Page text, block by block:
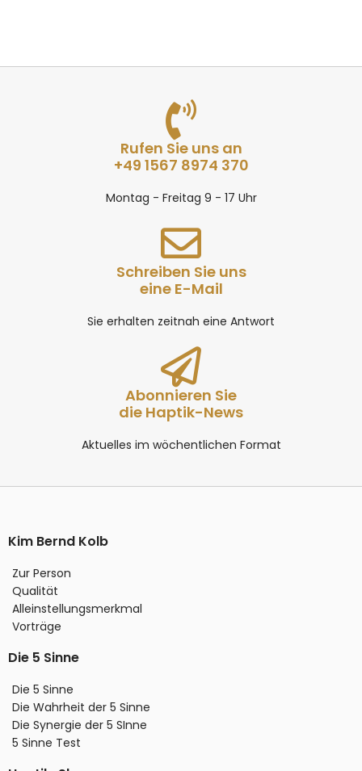
Rufen Sie uns an
+49 1567 8974 370
Montag - Freitag 9 - 17 Uhr
Schreiben Sie uns
eine E-Mail
Sie erhalten zeitnah eine Antwort
Abonnieren Sie
die Haptik-News
Aktuelles im wöchentlichen Format
Kim Bernd Kolb
Zur Person
Qualität
Alleinstellungsmerkmal
Vorträge
Die 5 Sinne
Die 5 Sinne
Die Wahrheit der 5 Sinne
Die Synergie der 5 SInne
5 Sinne Test